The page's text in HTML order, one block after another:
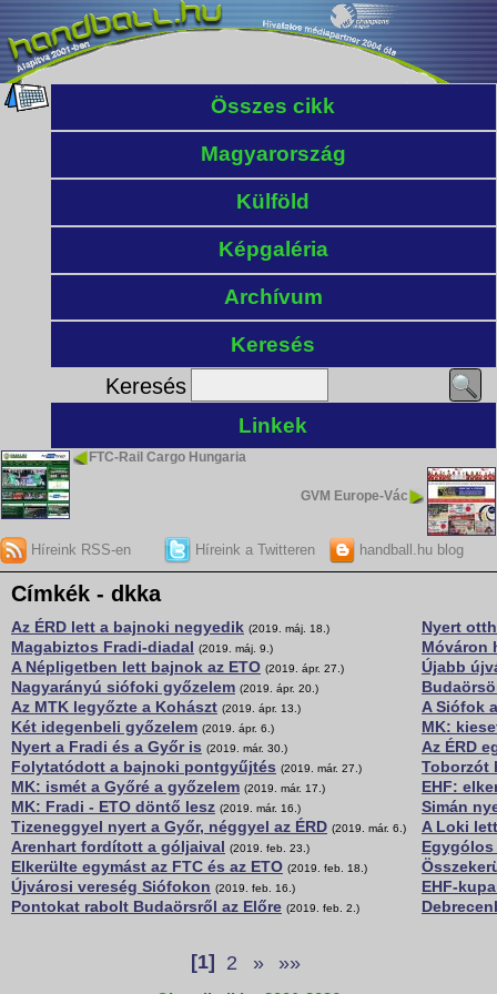
Összes cikk
Magyarország
Külföld
Képgaléria
Archívum
Keresés
Keresés
Linkek
FTC-Rail Cargo Hungaria
GVM Europe-Vác
Híreink RSS-en Híreink a Twitteren handball.hu blog
Címkék - dkka
Az ÉRD lett a bajnoki negyedik (2019. máj. 18.)
Magabiztos Fradi-diadal (2019. máj. 9.)
A Népligetben lett bajnok az ETO (2019. ápr. 27.)
Nagyarányú siófoki győzelem (2019. ápr. 20.)
Az MTK legyőzte a Kohászt (2019. ápr. 13.)
Két idegenbeli győzelem (2019. ápr. 6.)
Nyert a Fradi és a Győr is (2019. már. 30.)
Folytatódott a bajnoki pontgyűjtés (2019. már. 27.)
MK: ismét a Győré a győzelem (2019. már. 17.)
MK: Fradi - ETO döntő lesz (2019. már. 16.)
Tizeneggyel nyert a Győr, néggyel az ÉRD (2019. már. 6.)
Arenhart fordított a góljaival (2019. feb. 23.)
Elkerülte egymást az FTC és az ETO (2019. feb. 18.)
Újvárosi vereség Siófokon (2019. feb. 16.)
Pontokat rabolt Budaörsről az Előre (2019. feb. 2.)
Nyert
Móváron
Újabb
A Siófok
MK:
Az ÉRD
Toborzót
EHF:
Simán
A Loki
Egygólos
EHF-
[1] 2 » »»